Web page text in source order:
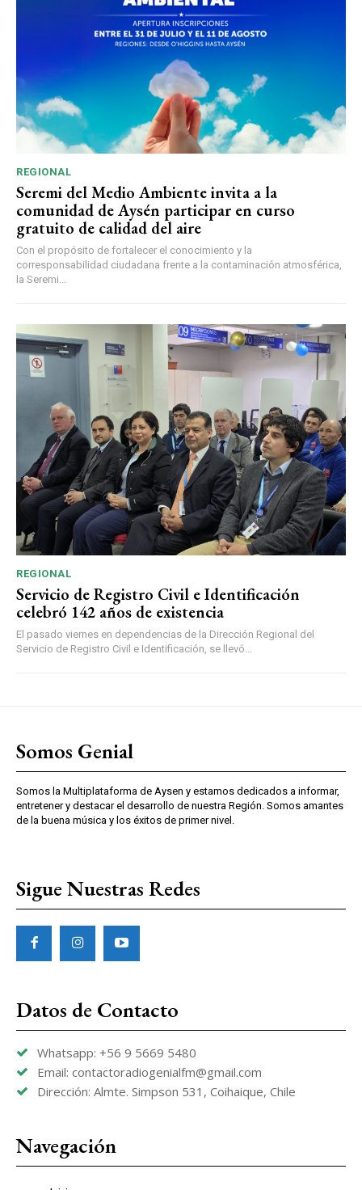
REGIONAL
Seremi del Medio Ambiente invita a la
comunidad de Aysén participar en curso
gratuito de calidad del aire
Con el propósito de fortalecer el conocimiento y la
corresponsabilidad ciudadana frente a la contaminación atmosférica,
la Seremi...
REGIONAL
Servicio de Registro Civil e Identificación
celebró 142 años de existencia
El pasado viernes en dependencias de la Dirección Regional del
Servicio de Registro Civil e Identificación, se llevó...
Somos Genial
Somos la Multiplataforma de Aysen y estamos dedicados a informar,
entretener y destacar el desarrollo de nuestra Región. Somos amantes
de la buena música y los éxitos de primer nivel.
Sigue Nuestras Redes
Datos de Contacto
Whatsapp: +56 9 5669 5480
Email: contactoradiogenialfm@gmail.com
Dirección: Almte. Simpson 531, Coihaique, Chile
Navegación